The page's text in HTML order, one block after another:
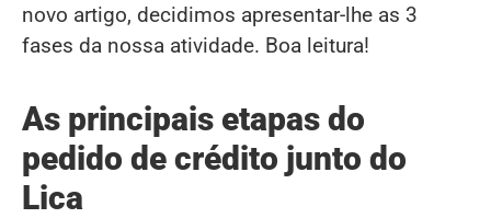
novo artigo, decidimos apresentar-lhe as 3
fases da nossa atividade. Boa leitura!
As principais etapas do
pedido de crédito junto do
Lica